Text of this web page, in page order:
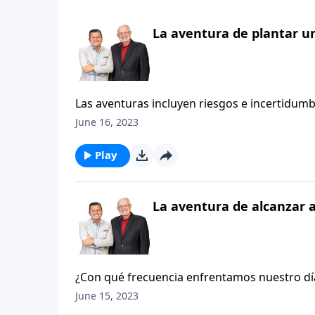
La aventura de plantar
Las aventuras incluyen riesgos e
en vez de vivirlas. Y la edad obra en
aventuras que Dios tiene preparadas para
June 16, 2023
Play
La aventura de alcanzar
¿Con qué frecuencia enfrentamos nuestro
quejamos de que la alarma del despertador
June 15, 2023